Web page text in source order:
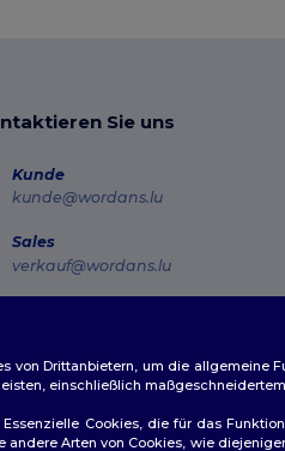
Sie uns
Kunde
kunde@wordans.lu
Sales
verkauf@wordans.lu
von Drittanbietern, um die
einschließlich
Cookies, die für das
andere Arten von Cookies, wie